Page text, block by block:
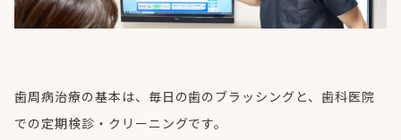
歯周病治療の基本は、毎日の歯のブラッシングと、歯科医院
での定期検診・クリーニングです。